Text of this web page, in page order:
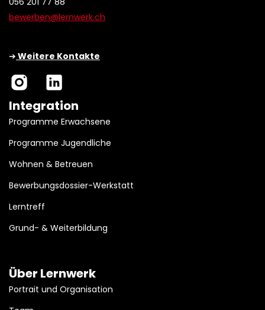
bewerben@lernwerk.ch
➔ Weitere Kontakte
Integration
Programme Erwachsene
Programme Jugendliche
Wohnen & Betreuen
Bewerbungsdossier-Werkstatt
Lerntreff
Grund- & Weiterbildung
Über Lernwerk
Portrait und Organisation